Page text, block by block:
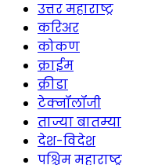
उत्तर महाराष्ट्र
करिअर
कोकण
क्राईम
क्रीडा
टेक्नॉलॉजी
ताज्या बातम्या
देश-विदेश
पश्चिम महाराष्ट्र